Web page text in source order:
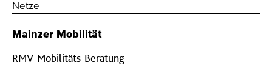
Netze
Mainzer Mobilität
RMV-Mobilitäts-Beratung